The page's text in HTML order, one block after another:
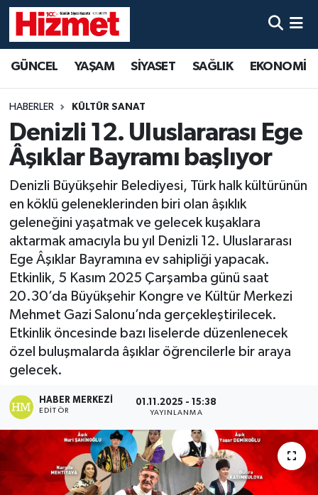
GÜNCEL YAŞAM SİYASET SAĞLIK EKONOMİ
HABERLER KÜLTÜR SANAT
Denizli 12. Uluslararası Ege
Âşıklar Bayramı başlıyor
Denizli Büyükşehir Belediyesi, Türk halk kültürünün
en köklü geleneklerinden biri olan âşıklık
geleneğini yaşatmak ve gelecek kuşaklara
aktarmak amacıyla bu yıl Denizli 12. Uluslararası
Ege Âşıklar Bayramına ev sahipliği yapacak.
Etkinlik, 5 Kasım 2025 Çarşamba günü saat
20.30’da Büyükşehir Kongre ve Kültür Merkezi
Mehmet Gazi Salonu’nda gerçekleştirilecek.
Etkinlik öncesinde bazı liselerde düzenlenecek
özel buluşmalarda âşıklar öğrencilerle bir araya
gelecek.
HABER MERKEZI
EDITÖR
01.11.2025 - 15:38
YAYINLANMA
YAŞAM
SİYASET
SAĞLIK
EKONOMİ
KÜLTÜR SANAT
SPOR
MAGAZİN
RESMİ REKLAM
Denizli Hava Durumu
Denizli Trafik Yoğunluk Haritası
Süper Lig Puan Durumu ve Fikstür
Tüm Manşetler
Son Dakika Haberleri
Haber Arşivi